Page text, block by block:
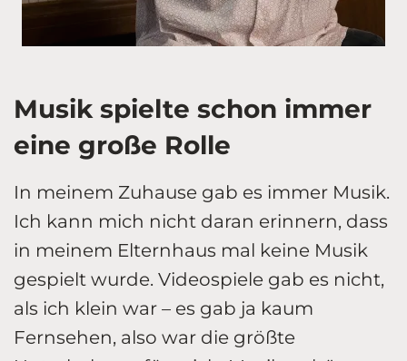
Musik spielte schon immer
eine große Rolle
In meinem Zuhause gab es immer Musik.
Ich kann mich nicht daran erinnern, dass
in meinem Elternhaus mal keine Musik
gespielt wurde. Videospiele gab es nicht,
als ich klein war – es gab ja kaum
Fernsehen, also war die größte